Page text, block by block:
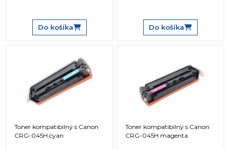
Do košíka Do košíka
Toner kompatibilný s Canon
CRG-045H cyan
Toner kompatibilný s Canon
CRG-045H magenta